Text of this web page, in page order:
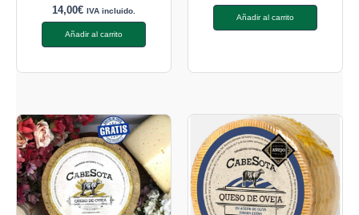
14,00€ IVA incluido.
Añadir al carrito
Añadir al carrito